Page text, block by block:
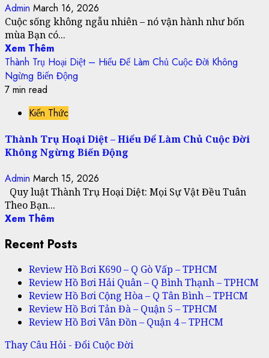
Admin March 16, 2026
Cuộc sống không ngẫu nhiên – nó vận hành như bốn
mùa Bạn có...
Xem Thêm
Thành Trụ Hoại Diệt – Hiểu Để Làm Chủ Cuộc Đời Không
Ngừng Biến Động
7 min read
Kiến Thức
Thành Trụ Hoại Diệt – Hiểu Để Làm Chủ Cuộc Đời
Không Ngừng Biến Động
Admin March 15, 2026
Quy luật Thành Trụ Hoại Diệt: Mọi Sự Vật Đều Tuân
Theo Bạn...
Xem Thêm
Recent Posts
Review Hồ Bơi K690 – Q Gò Vấp – TPHCM
Review Hồ Bơi Hải Quân – Q Bình Thạnh – TPHCM
Review Hồ Bơi Cộng Hòa – Q Tân Bình – TPHCM
Review Hồ Bơi Tản Đà – Quận 5 – TPHCM
Review Hồ Bơi Vân Đồn – Quận 4 – TPHCM
Thay Câu Hỏi - Đổi Cuộc Đời